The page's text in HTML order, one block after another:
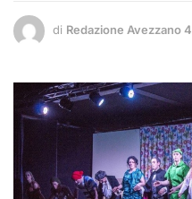
di Redazione Avezzano 4